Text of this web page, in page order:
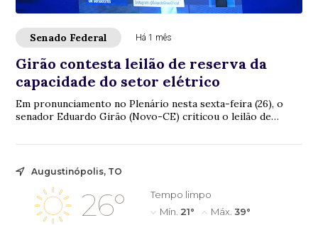
Senado Federal Há 1 mês
Girão contesta leilão de reserva da
capacidade do setor elétrico
Em pronunciamento no Plenário nesta sexta-feira (26), o
senador Eduardo Girão (Novo-CE) criticou o leilão de
Augustinópolis, TO
26°
Tempo limpo
Mín. 21° Máx. 39°